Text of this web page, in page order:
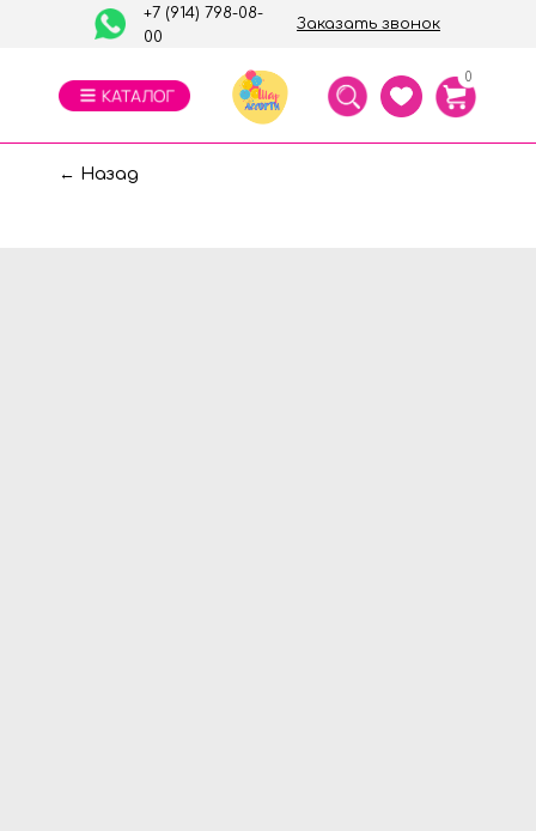
Заказать звонок
+7 (914) 798-08-
00
0
← Назад